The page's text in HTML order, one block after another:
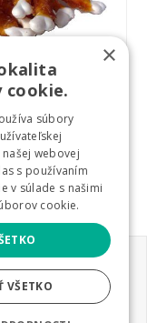
4,75 EUR
3,86 EUR bez DPH
granule pro psy ,
,krmivo a vitamíny pro
×
cookie.
súbory
webovej
s používaním
v súlade s našimi
cookie.
VŠETKO